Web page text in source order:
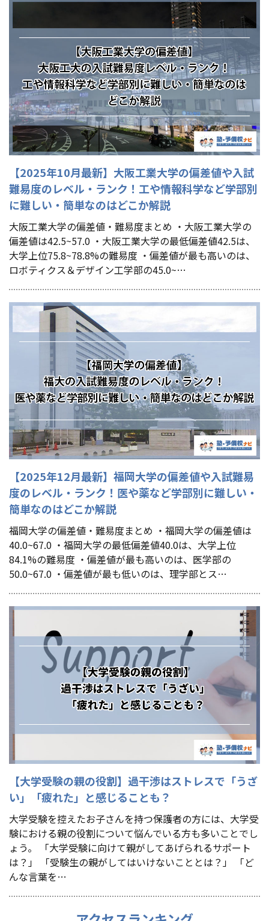
【2025年10月最新】大阪工業大学の偏差値や入試
難易度のレベル・ランク！工や情報科学など学部別
に難しい・簡単なのはどこか解説
大阪工業大学の偏差値・難易度まとめ ・大阪工業大学の
偏差値は42.5~57.0 ・大阪工業大学の最低偏差値42.5は、
大学上位75.8~78.8%の難易度 ・偏差値が最も高いのは、
ロボティクス＆デザイン工学部の45.0~…
【2025年12月最新】福岡大学の偏差値や入試難易
度のレベル・ランク！医や薬など学部別に難しい・
簡単なのはどこか解説
福岡大学の偏差値・難易度まとめ ・福岡大学の偏差値は
40.0~67.0 ・福岡大学の最低偏差値40.0は、大学上位
84.1%の難易度 ・偏差値が最も高いのは、医学部の
50.0~67.0 ・偏差値が最も低いのは、理学部とス…
【大学受験の親の役割】過干渉はストレスで「うざ
い」「疲れた」と感じることも？
大学受験を控えたお子さんを持つ保護者の方には、大学受
験における親の役割について悩んでいる方も多いことでし
ょう。 「大学受験に向けて親がしてあげられるサポート
は？」 「受験生の親がしてはいけないこととは？」 「ど
んな言葉を…